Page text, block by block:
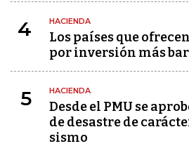
4 HACIENDA
Los países que
por inversión más
5 HACIENDA
Desde el PMU se
de desastre de
sismo